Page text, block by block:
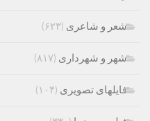
شعر و شاعری (۶۲۳)
شهر و شهرداری (۸۱۷)
فایلهای تصویری (۱۰۴)